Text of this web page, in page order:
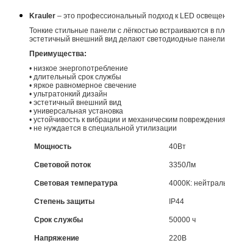
Krauler – это профессиональный подход к LED
Тонкие стильные панели с лёгкостью встраиваются в
эстетичный внешний вид делают светодиодные панели
Преимущества:
• низкое энергопотребление
• длительный срок службы
• яркое равномерное свечение
• ультратонкий дизайн
• эстетичный внешний вид
• универсальная установка
• устойчивость к вибрации и механическим
• не нуждается в специальной утилизации
Мощность 40Вт
Световой поток 3350Лм
Световая температура 4000К:
Степень защиты IP44
Срок службы 50000 ч
Напряжение